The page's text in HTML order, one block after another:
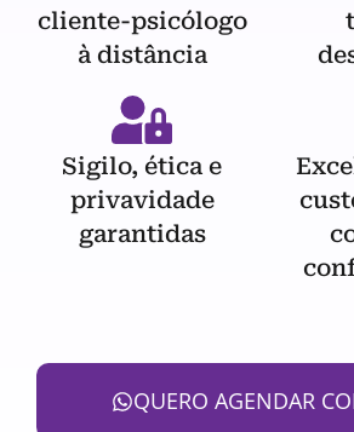
cliente-psicólogo
à distância
Sigilo, ética e
privavidade
garantidas
QUERO AGENDAR